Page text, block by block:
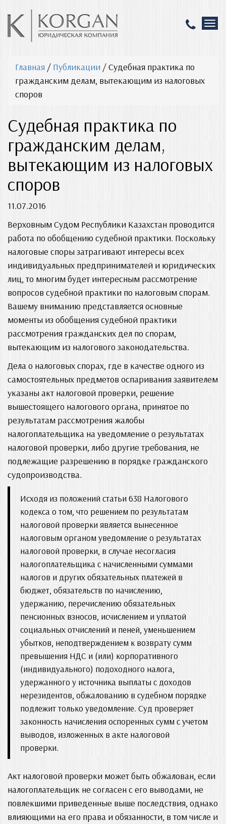
T
i
o
Главная / Публикации /Судебная практика по
гражданским делам, вытекающим из налоговых
споров
Судебная практика по
гражданским делам,
вытекающим из налоговых
споров
11.07.2016
Верховным Судом Республики Казахстан проводится
работа по обобщению судебной практики. Поскольку
налоговые споры затрагивают интересы всех
индивидуальных предпринимателей и юридических
лиц, то многим будет интересным рассмотрение
вопросов судебной практики по налоговым спорам.
Вашему вниманию представляется основные
моменты из обобщения судебной практики
рассмотрения гражданских дел по спорам,
вытекающим из налогового законодательства.
Дела о налоговых спорах, где в качестве одного из
самостоятельных предметов оспаривания заявителем
указаны акт налоговой проверки, решение
вышестоящего налогового органа, принятое по
результатам рассмотрения жалобы
налогоплательщика на уведомление о результатах
налоговой проверки, либо другие требования, не
подлежащие разрешению в порядке гражданского
судопроизводства.
Исходя из положений статьи 638 Налогового
кодекса о том, что решением по результатам
налоговой проверки является вынесенное
налоговым органом уведомление о результатах
налоговой проверки, в случае несогласия
налогоплательщика с начисленными суммами
налогов и других обязательных платежей в
бюджет, обязательств по начислению,
удержанию, перечислению обязательных
пенсионных взносов, исчислением и уплатой
социальных отчислений и пеней, уменьшением
убытков, неподтверждением к возврату сумм
превышения НДС и (или) корпоративного
(индивидуального) подоходного налога,
удержанного у источника выплаты с доходов
нерезидентов, обжалованию в судебном порядке
подлежит только уведомление. Суд проверяет
законность начисления оспоренных сумм с учетом
выводов, изложенных в акте налоговой
проверки.
Акт налоговой проверки может быть обжалован, если
налогоплательщик не согласен с его выводами, не
повлекшими приведенные выше последствия, однако
влияющими на его права и обязанности, в том числе и